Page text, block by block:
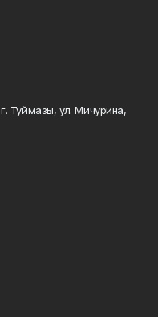
Туймазы, ул. Мичурина,